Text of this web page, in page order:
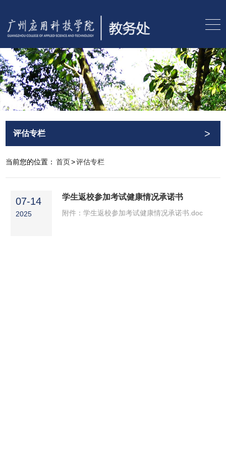
评估专栏 >
当前您的位置： 首页>评估专栏
07-14
2025
学生返校参加考试健康情况承诺书
附件：学生返校参加考试健康情况承诺书.doc